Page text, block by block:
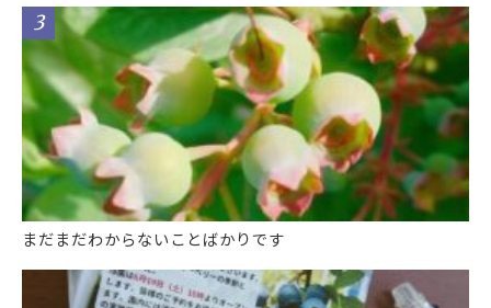
まだまだわからないことばかりです